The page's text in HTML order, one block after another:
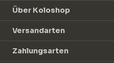
Über Koloshop
Versandarten
Zahlungsarten